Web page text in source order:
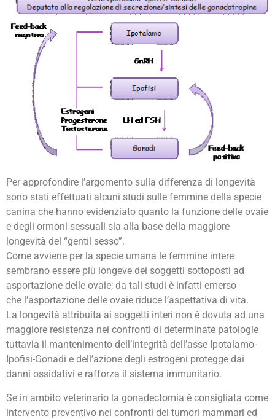
Per approfondire l’argomento sulla differenza di longevità
sono stati effettuati alcuni studi sulle femmine della specie
canina che hanno evidenziato quanto la funzione delle ovaie
e degli ormoni sessuali sia alla base della maggiore
longevità del “gentil sesso”.
Come avviene per la specie umana le femmine intere
sembrano essere più longeve dei soggetti sottoposti ad
asportazione delle ovaie; da tali studi è infatti emerso
che l’asportazione delle ovaie riduce l’aspettativa di vita.
La longevità attribuita ai soggetti interi non è dovuta ad una
maggiore resistenza nei confronti di determinate patologie
tuttavia il mantenimento dell’integrità dell’asse Ipotalamo-
Ipofisi-Gonadi e dell’azione degli estrogeni protegge dai
danni ossidativi e rafforza il sistema immunitario.
Se in ambito veterinario la gonadectomia è consigliata come
intervento preventivo nei confronti dei tumori mammari ed